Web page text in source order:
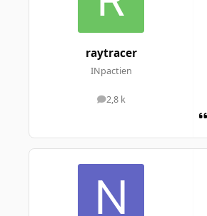
raytracer
INpactien
2,8 k
messages